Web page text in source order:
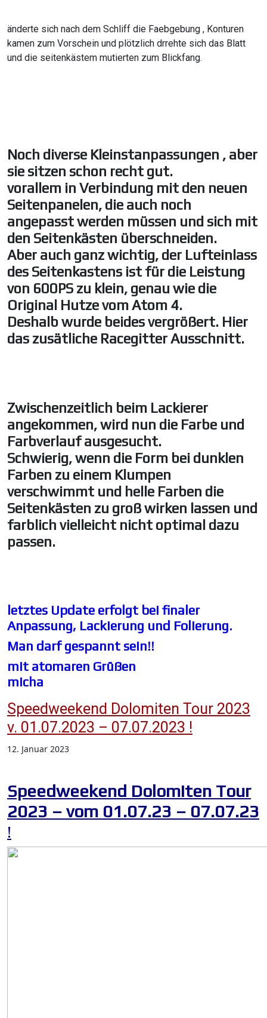
änderte sich nach dem Schliff die Faebgebung , Konturen
kamen zum Vorschein und plötzlich drrehte sich das Blatt
und die seitenkästem mutierten zum Blickfang.
Noch diverse Kleinstanpassungen , aber
sie sitzen schon recht gut.
vorallem in Verbindung mit den neuen
Seitenpanelen, die auch noch
angepasst werden müssen und sich mit
den Seitenkästen überschneiden.
Aber auch ganz wichtig, der Lufteinlass
des Seitenkastens ist für die Leistung
von 600PS zu klein, genau wie die
Original Hutze vom Atom 4.
Deshalb wurde beides vergrößert. Hier
das zusätliche Racegitter Ausschnitt.
Zwischenzeitlich beim Lackierer
angekommen, wird nun die Farbe und
Farbverlauf ausgesucht.
Schwierig, wenn die Form bei dunklen
Farben zu einem Klumpen
verschwimmt und helle Farben die
Seitenkästen zu groß wirken lassen und
farblich vielleicht nicht optimal dazu
passen.
letztes Update erfolgt bei finaler
Anpassung, Lackierung und Folierung.
Man darf gespannt sein!!
mit atomaren Grüßen
micha
Speedweekend Dolomiten Tour 2023
v. 01.07.2023 – 07.07.2023 !
12. Januar 2023
Speedweekend Dolomiten Tour
2023 – vom 01.07.23 – 07.07.23
!